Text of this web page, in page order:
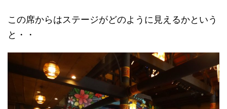
この席からはステージがどのように見えるかという
と・・